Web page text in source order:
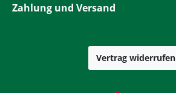
Zahlung und Versand
Vertrag widerrufen